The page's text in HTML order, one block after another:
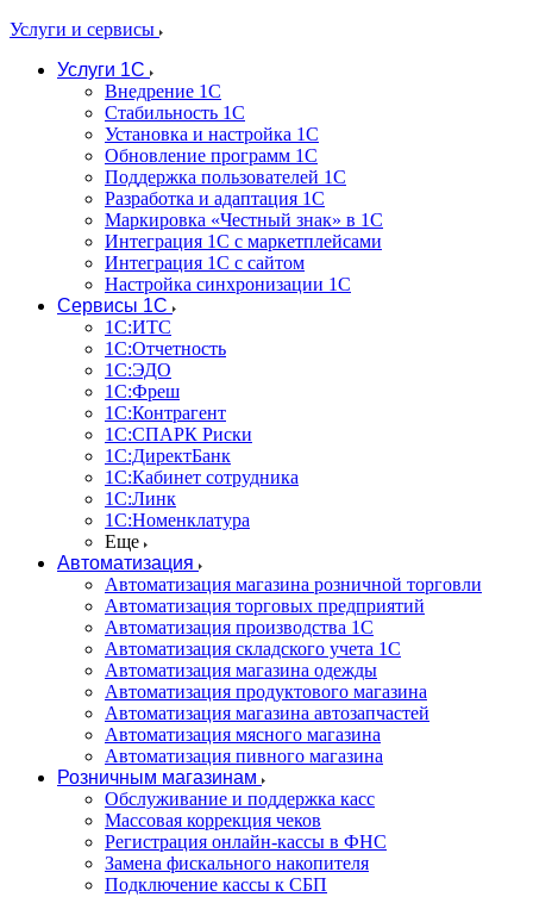
Услуги и сервисы
Услуги 1С
Внедрение 1С
Стабильность 1С
Установка и настройка 1С
Обновление программ 1С
Поддержка пользователей 1С
Разработка и адаптация 1С
Маркировка «Честный знак» в 1С
Интеграция 1С с маркетплейсами
Интеграция 1С с сайтом
Настройка синхронизации 1С
Сервисы 1С
1С:ИТС
1С:Отчетность
1С:ЭДО
1С:Фреш
1С:Контрагент
1С:CПАРК Риски
1С:ДиректБанк
1С:Кабинет сотрудника
1С:Линк
1С:Номенклатура
Еще
Автоматизация
Автоматизация магазина розничной торговли
Автоматизация торговых предприятий
Автоматизация производства 1С
Автоматизация складского учета 1C
Автоматизация магазина одежды
Автоматизация продуктового магазина
Автоматизация магазина автозапчастей
Автоматизация мясного магазина
Автоматизация пивного магазина
Розничным магазинам
Обслуживание и поддержка касс
Массовая коррекция чеков
Регистрация онлайн-кассы в ФНС
Замена фискального накопителя
Подключение кассы к СБП